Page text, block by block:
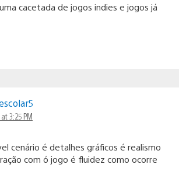
cacetada de jogos indies e jogos já
3:25 PM
cenário é detalhes gráficos é realismo
com ó jogo é fluidez como ocorre